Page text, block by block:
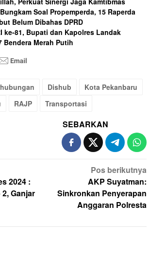
Soal Propemperda, 15 Raperda
Belum Dibahas DPRD
ke-81, Bupati dan Kapolres Landak
Bendera Merah Putih
Dishub
Kota Pekanbaru
RAJP Transportasi
SEBARKAN
2024 :
Ganjar
Pos berikutnya
AKP Suyatman:
Sinkronkan Penyerapan
Anggaran Polresta